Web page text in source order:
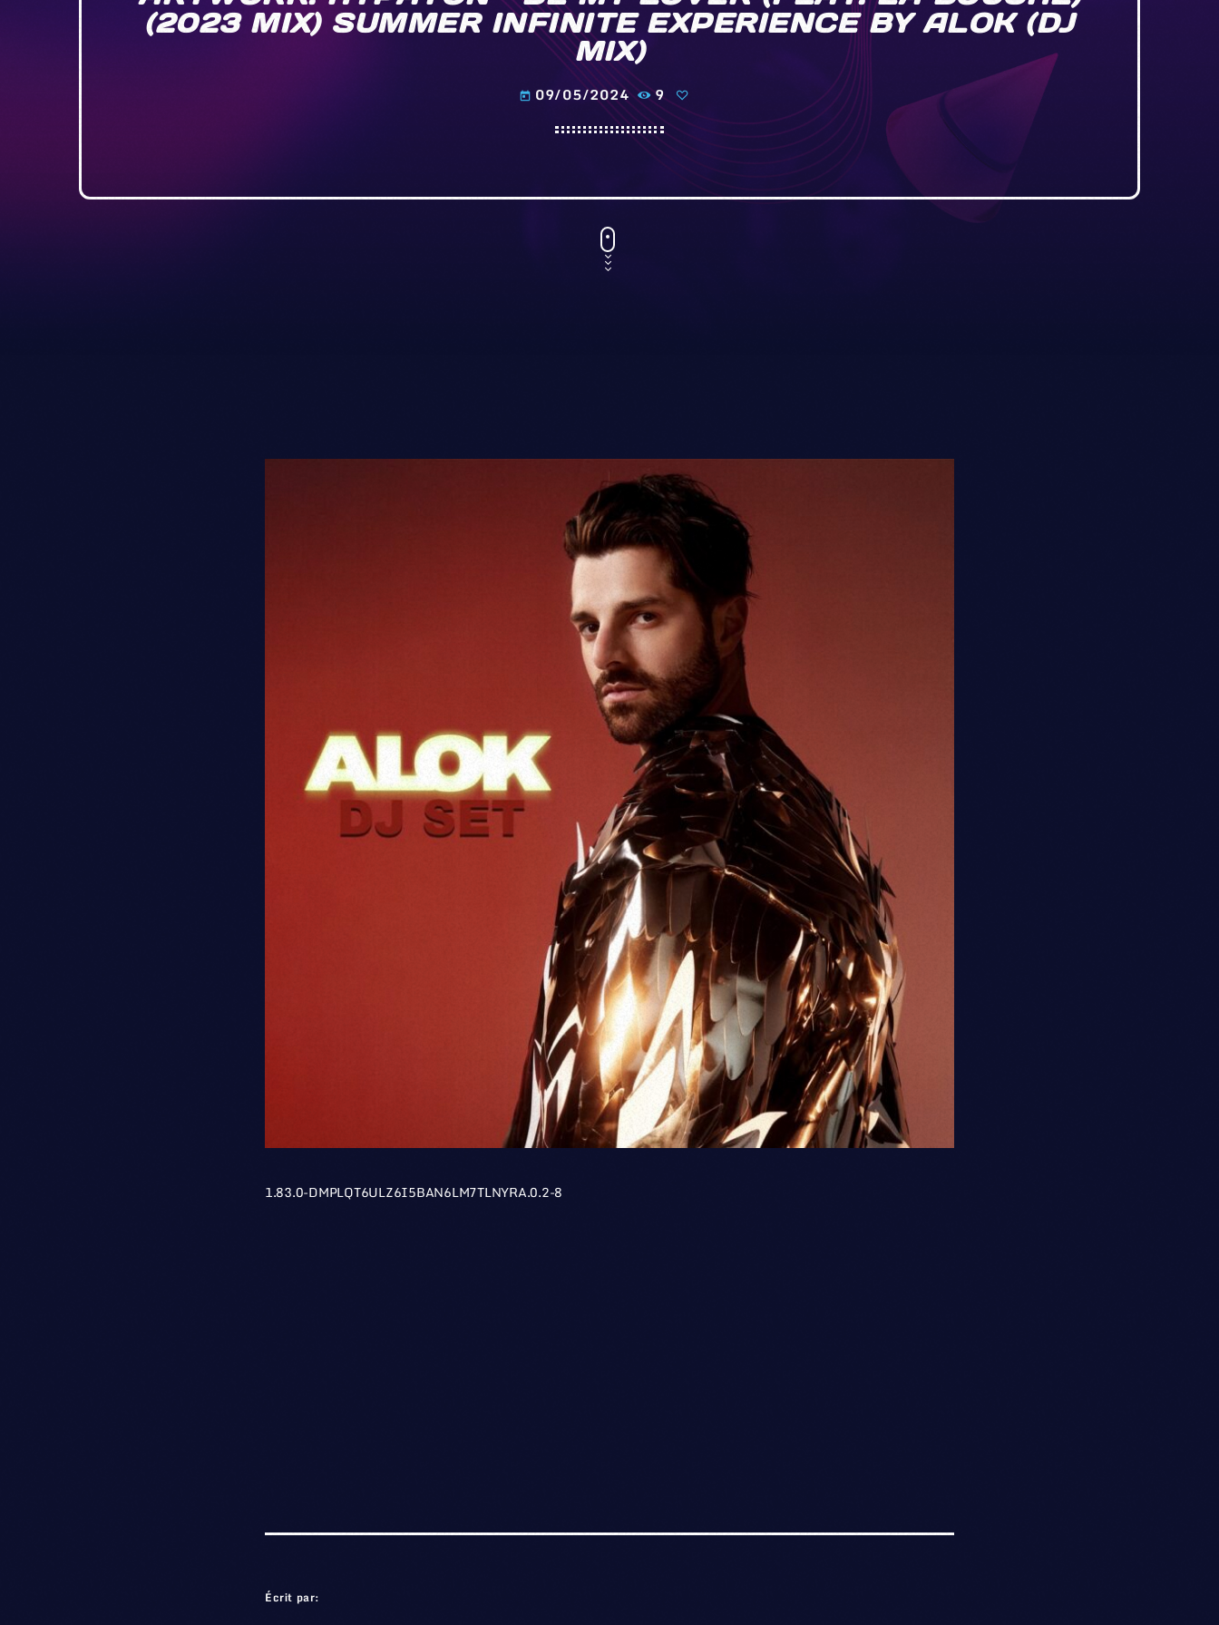
(2023 MIX) SUMMER INFINITE EXPERIENCE BY ALOK (DJ
MIX)
today 09/05/2024 9
1.83.0-DMPLQT6ULZ6I5BAN6LM7TLNYRA.0.2-8
Écrit par: